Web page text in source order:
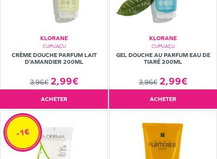
KLORANE
CUPUAÇU
CRÈME DOUCHE PARFUM LAIT
D’AMANDIER 200ML
3,96€ 2,99€
ACHETER
KLORANE
CUPUAÇU
GEL DOUCHE AU PARFUM EAU DE
TIARÉ 200ML
3,96€ 2,99€
ACHETER
-1€